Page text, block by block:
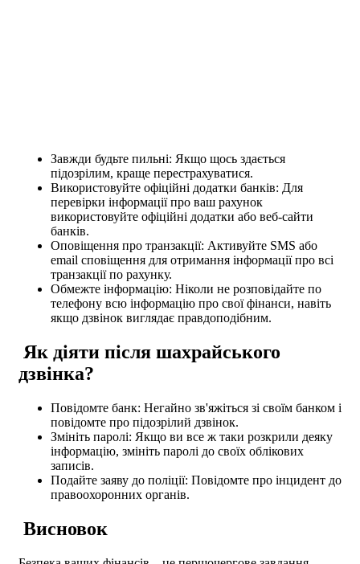
Завжди будьте пильні: Якщо щось здається
підозрілим, краще перестрахуватися.
Використовуйте офіційні додатки банків: Для
перевірки інформації про ваш рахунок
використовуйте офіційні додатки або веб-сайти
банків.
Оповіщення про транзакції: Активуйте SMS або
email сповіщення для отримання інформації про всі
транзакції по рахунку.
Обмежте інформацію: Ніколи не розповідайте по
телефону всю інформацію про свої фінанси, навіть
якщо дзвінок виглядає правдоподібним.
Як діяти після шахрайського
дзвінка?
Повідомте банк: Негайно зв'яжіться зі своїм банком і
повідомте про підозрілий дзвінок.
Змініть паролі: Якщо ви все ж таки розкрили деяку
інформацію, змініть паролі до своїх облікових
записів.
Подайте заяву до поліції: Повідомте про інцидент до
правоохоронних органів.
Висновок